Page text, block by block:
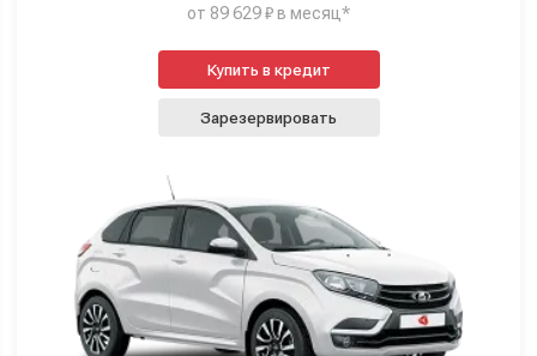
от 89 629 ₽ в месяц*
Купить в кредит
Зарезервировать